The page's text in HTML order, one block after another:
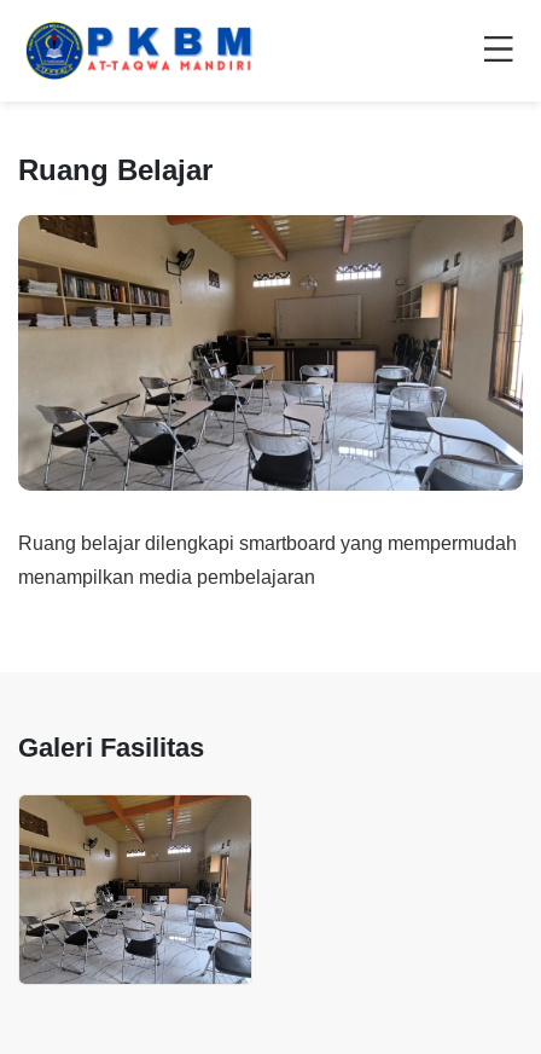
Ruang Belajar
Ruang belajar dilengkapi smartboard yang mempermudah
menampilkan media pembelajaran
Galeri Fasilitas